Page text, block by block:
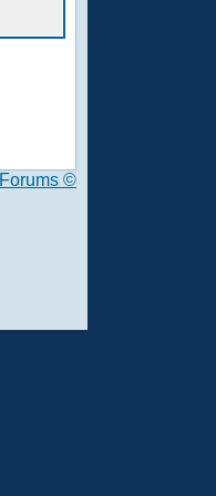
Forums ©